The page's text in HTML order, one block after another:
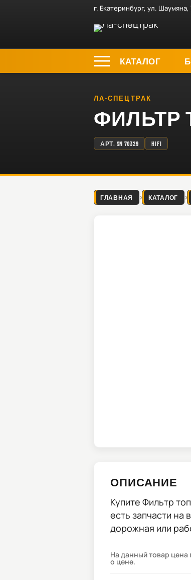
г. Екатеринбург, ул.
КАТАЛОГ
ЛА-СПЕЦТРАК
ФИЛЬТР
АРТ. SN 70329 HIFI
ГЛАВНАЯ КАТАЛОГ
ОПИСАНИЕ
Купите Фильтр
есть запчасти на
дорожная или
На данный товар цена
о цене.